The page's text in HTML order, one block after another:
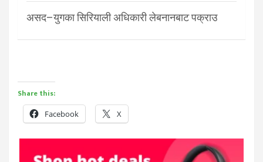
असद–युगका सिरियाली अधिकारी लेबनानबाट पक्राउ
Share this:
Facebook X